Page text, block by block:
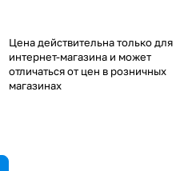
Цена действительна только для
интернет-магазина и может
отличаться от цен в розничных
магазинах